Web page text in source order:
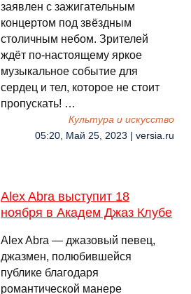
заявлен с зажигательным
концертом под звёздным
столичным небом. Зрителей
ждёт по-настоящему яркое
музыкальное событие для
сердец и тел, которое не стоит
пропускать! …
Культура и искусство
05:20, Май 25, 2023 | versia.ru
Alex Abra выступит 18
ноября в Академ Джаз Клубе
Alex Abra — джазовый певец,
джазмен, полюбившейся
публике благодаря
романтической манере